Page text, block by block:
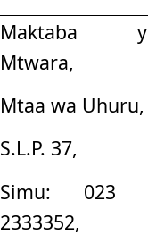
Maktaba
Mtwara,
Mtaa wa Uhuru,
S.L.P. 37,
Simu: 023
2333352,